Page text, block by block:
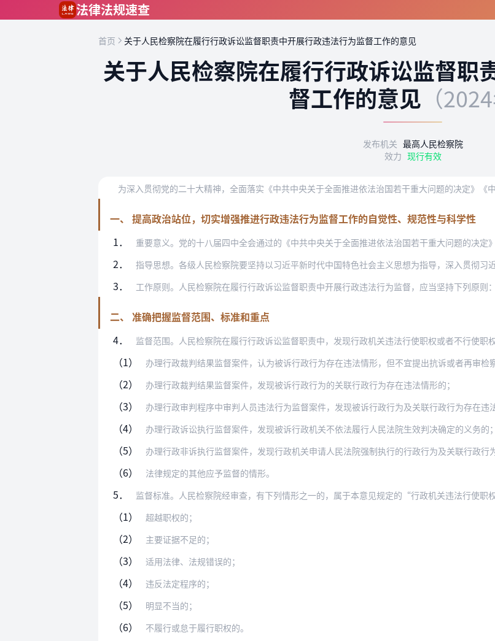
法律法规速查
首页 关于人民检察院在履行行政诉讼监督职责中开展行政违法行为监督工作的意见
关于人民检察院在履行行政诉讼监督职
督工作的意见 （
发布机关 最高人民检察院
效力 现行有效
一、 提高政治站位，切实增强推进行政违法行为监督工作的自觉性、规范性与科学性
1．
重要意义。党的十八届四中全会通过的《中共中央关于全面推进依法治国若干重大问题的决定》明确提出，“检察
2． 指导思想。各级人民检察院要坚持以习近平新时代中国特色社会主义思想为指导，深入贯彻习近平法治思想，全
3． 工作原则。人民检察院在履行行政诉讼监督职责中开展行政违法行为监督，应当坚持下列原则：
二、 准确把握监督范围、标准和重点
4．
监督范围。人民检察院在履行行政诉讼监督职责中，发现行政机关违法行使职权或者不行使职权，符合下列条件
（1） 办理行政裁判结果监督案件，认为被诉行政行为存在违法情形，但不宜提出抗诉或者再审检
（2） 办理行政裁判结果监督案件，发现被诉行政行为的关联行政行为存在违法情形的；
（3） 办理行政审判程序中审判人员违法行为监督案件，发现被诉行政行为及关联行政行为存在违
（4） 办理行政诉讼执行监督案件，发现被诉行政机关不依法履行人民法院生效判决确定的义务的；
（5） 办理行政非诉执行监督案件，发现行政机关申请人民法院强制执行的行政行为及关联行政行
（6） 法律规定的其他应予监督的情形。
5． 监督标准。人民检察院经审查，有下列情形之一的，属于本意见规定的“行政机关违法行使职
（1） 超越职权的；
（2） 主要证据不足的；
（3） 适用法律、法规错误的；
（4） 违反法定程序的；
（5） 明显不当的；
（6） 不履行或怠于履行职权的。